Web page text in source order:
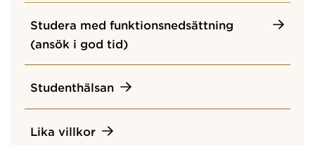
Studera med funktionsnedsättning
(ansök i god tid)
Studenthälsan
Lika villkor